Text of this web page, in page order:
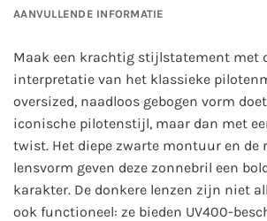
AANVULLENDE INFORMATIE
Maak een krachtig stijlstatement met
interpretatie van het klassieke
oversized, naadloos gebogen vorm
iconische pilotenstijl, maar dan met
twist. Het diepe zwarte montuur en de
lensvorm geven deze zonnebril een
karakter. De donkere lenzen zijn niet
ook functioneel: ze bieden UV400-